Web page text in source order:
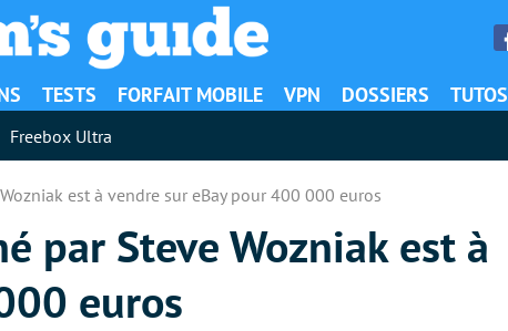
TESTS FORFAIT MOBILE VPN DOSSIERS TUTOS
Freebox Ultra
est à vendre sur eBay pour 400 000 euros
par Steve Wozniak est à
euros